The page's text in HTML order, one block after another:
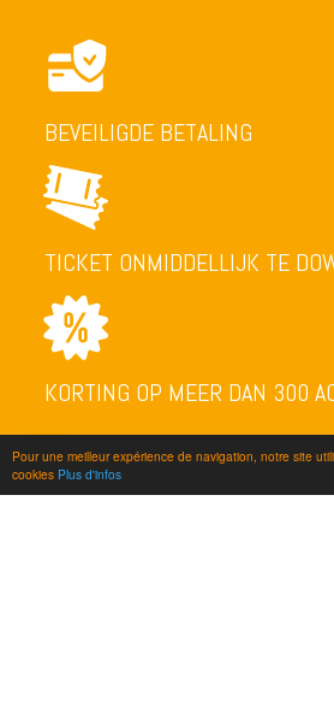
Pour une meilleur expérience de navigation, notre site
cookies Plus d'infos
BEVEILIGDE BETALING
TICKET ONMIDDELLIJK TE
KORTING OP MEER DAN 300